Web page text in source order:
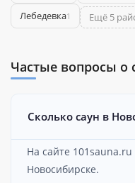
Лебедевка1 Ещё 5
Частые вопросы о
Сколько саун в
На сайте
Новосибирске.